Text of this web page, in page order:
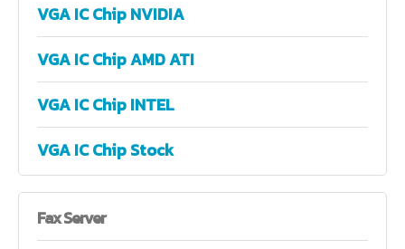
VGA IC Chip NVIDIA
VGA IC Chip AMD ATI
VGA IC Chip INTEL
VGA IC Chip Stock
FaxServer